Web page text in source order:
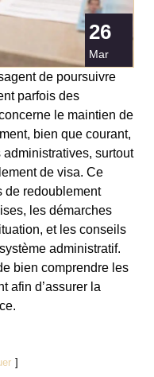
26
Mar
de poursuivre
parfois des
le maintien de
bien que courant,
surtout
de visa. Ce
de redoublement
les démarches
et les conseils
administratif.
bien comprendre les
afin d’assurer la